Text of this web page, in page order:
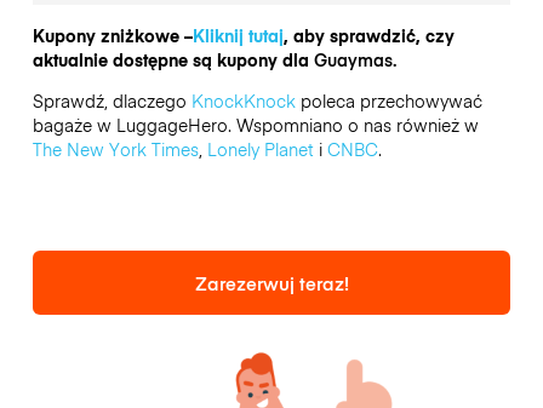
Kupony zniżkowe –Kliknij tutaj, aby sprawdzić, czy
aktualnie dostępne są kupony dla Guaymas.
Sprawdź, dlaczego KnockKnockpoleca przechowywać
bagaże w LuggageHero. Wspomniano o nas również w
The New York Times, Lonely Planeti CNBC.
Zarezerwuj teraz!